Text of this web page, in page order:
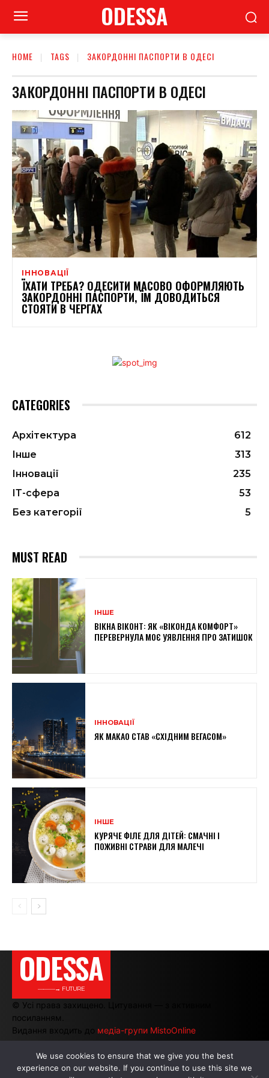
ODESSA
HOME TAGS ЗАКОРДОННІ ПАСПОРТИ В ОДЕСІ
ЗАКОРДОННІ ПАСПОРТИ В ОДЕСІ
ІННОВАЦІЇ
ЇХАТИ ТРЕБА? ОДЕСИТИ МАСОВО ОФОРМЛЯЮТЬ
ЗАКОРДОННІ ПАСПОРТИ, ЇМ ДОВОДИТЬСЯ
СТОЯТИ В ЧЕРГАХ
CATEGORIES
Архітектура
612
Інше
313
Інновації
235
ІТ-сфера
53
Без категорії
5
MUST READ
ІНШЕ
ВІКНА ВІКОНТ: ЯК «ВІКОНДА КОМФОРТ»
ПЕРЕВЕРНУЛА МОЄ УЯВЛЕННЯ ПРО ЗАТИШОК
ІННОВАЦІЇ
ЯК МАКАО СТАВ «СХІДНИМ ВЕГАСОМ»
ІНШЕ
КУРЯЧЕ ФІЛЕ ДЛЯ ДІТЕЙ: СМАЧНІ І
ПОЖИВНІ СТРАВИ ДЛЯ МАЛЕЧІ
ODESSA
———→ FUTURE
© Усі права захищено. Цитування — з активним
посиланням.
Видання входить до медіа-групи MistoOnline
АВТОРИ | РЕКЛАМА НА САЙТІ
We use cookies to ensure that we give you the best
experience on our website. If you continue to use this site we